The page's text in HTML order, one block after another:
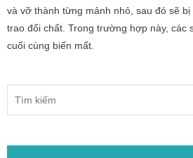
và vỡ thành từng mảnh nhỏ, sau đó sẽ
trao đổi chất. Trong trường hợp này, các
cuối cùng biến mất.